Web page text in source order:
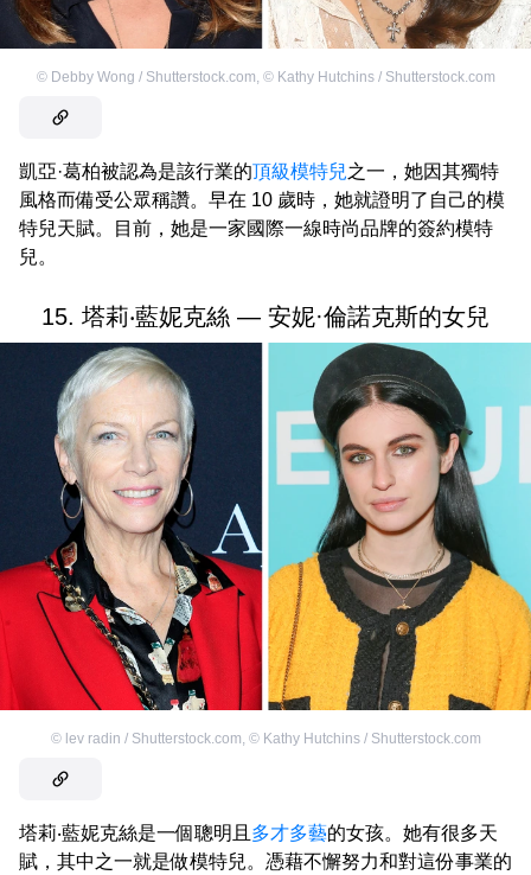
© Debby Wong / Shutterstock.com, © Kathy Hutchins / Shutterstock.com
凱亞·葛柏被認為是該行業的頂級模特兒之一，她因其獨特
風格而備受公眾稱讚。早在 10 歲時，她就證明了自己的模
特兒天賦。目前，她是一家國際一線時尚品牌的簽約模特
兒。
15. 塔莉‧藍妮克絲 — 安妮·倫諾克斯的女兒
© lev radin / Shutterstock.com © Kathy Hutchins / Shutterstock.com
塔莉‧藍妮克絲是一個聰明且 多才多藝的女孩。她有很多天
賦，其中之一就是做模特兒。憑藉不懈努力和對這份事業的